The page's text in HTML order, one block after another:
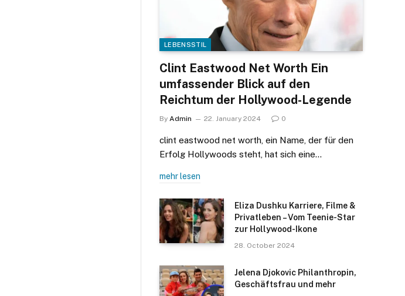
LEBENSSTIL
Clint Eastwood Net Worth Ein
umfassender Blick auf den
Reichtum der Hollywood-Legende
By Admin 22. January 2024 0
clint eastwood net worth, ein Name, der für den
Erfolg Hollywoods steht, hat sich eine…
mehr lesen
Eliza Dushku Karriere, Filme &
Privatleben – Vom Teenie-Star
zur Hollywood-Ikone
28. October 2024
Jelena Djokovic Philanthropin,
Geschäftsfrau und mehr